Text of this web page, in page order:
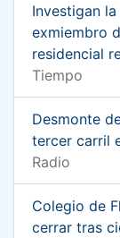
Investigan
exmiembro
residencial
Tiempo
Desmonte
tercer carril
Radio
Colegio de
cerrar tras